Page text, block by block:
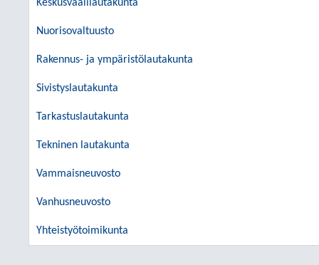
Keskusvaalilautakunta
Nuorisovaltuusto
Rakennus- ja ympäristölautakunta
Sivistyslautakunta
Tarkastuslautakunta
Tekninen lautakunta
Vammaisneuvosto
Vanhusneuvosto
Yhteistyötoimikunta